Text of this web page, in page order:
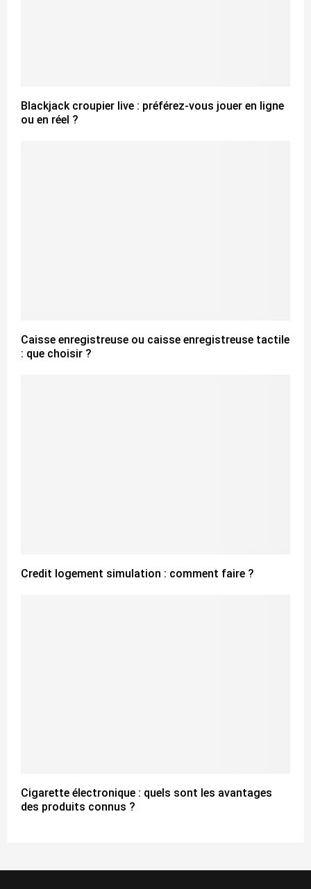
Blackjack croupier live : préférez-vous jouer en ligne
ou en réel ?
Caisse enregistreuse ou caisse enregistreuse tactile
: que choisir ?
Credit logement simulation : comment faire ?
Cigarette électronique : quels sont les avantages
des produits connus ?